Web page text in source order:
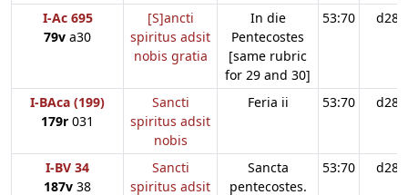
I-Ac 695
79v a30
[S]ancti
spiritus adsit
nobis gratia
In die
Pentecostes
[same rubric
for 29 and 30]
53:70 d28
I-BAca (199)
179r 031
Sancti
spiritus adsit
nobis
Feria ii 53:70 d28
I-BV 34
187v 38
Sancti
spiritus adsit
Sancta
pentecostes.
53:70 d28